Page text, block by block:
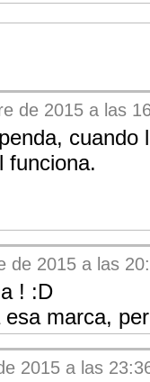
de 2015 a las
cuando
funciona.
de 2015 a las
! :D
marca,
2015 a las